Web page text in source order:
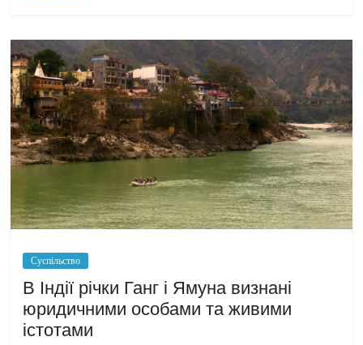
Суспільство
В Індії річки Ганг і Ямуна визнані
юридичними особами та живими
істотами